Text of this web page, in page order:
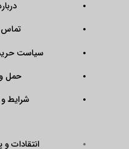
تماس
سیاست
حمل
شرایط
انتقادات و